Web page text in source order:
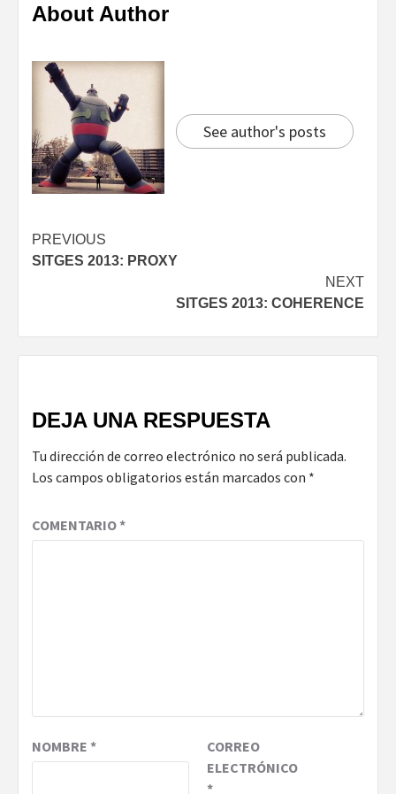
About Author
See author's posts
Continue
Reading
PREVIOUS
SITGES 2013: PROXY
NEXT
SITGES 2013: COHERENCE
DEJA UNA RESPUESTA
Tu dirección de correo electrónico no será publicada.
Los campos obligatorios están marcados con *
COMENTARIO*
NOMBRE *
CORREO
ELECTRÓNICO
*